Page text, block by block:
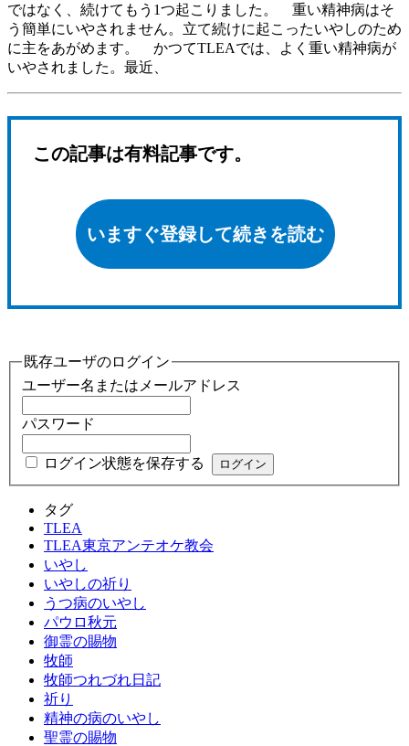
ではなく、続けてもう1つ起こりました。 重い精神病はそ
う簡単にいやされません。立て続けに起こったいやしのため
に主をあがめます。 かつてTLEAでは、よく重い精神病が
いやされました。最近、
この記事は有料記事です。
いますぐ登録して続きを読む
既存ユーザのログイン
ユーザー名またはメールアドレス
パスワード
ログイン状態を保存する
タグ
TLEA
TLEA東京アンテオケ教会
いやし
いやしの祈り
うつ病のいやし
パウロ秋元
御霊の賜物
牧師
牧師つれづれ日記
祈り
精神の病のいやし
聖霊の賜物